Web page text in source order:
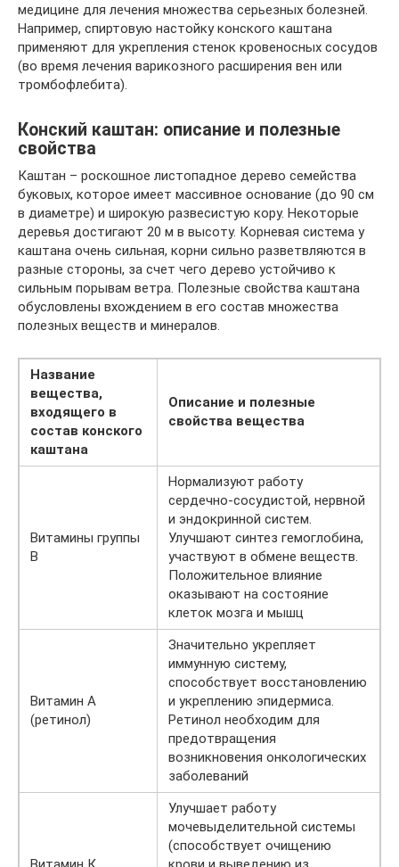
медицине для лечения множества серьезных болезней.
Например, спиртовую настойку конского каштана
применяют для укрепления стенок кровеносных сосудов
(во время лечения варикозного расширения вен или
тромбофлебита).
Конский каштан: описание и полезные
свойства
Каштан – роскошное листопадное дерево семейства
буковых, которое имеет массивное основание (до 90 см
в диаметре) и широкую развесистую кору. Некоторые
деревья достигают 20 м в высоту. Корневая система у
каштана очень сильная, корни сильно разветвляются в
разные стороны, за счет чего дерево устойчиво к
сильным порывам ветра. Полезные свойства каштана
обусловлены вхождением в его состав множества
полезных веществ и минералов.
Название
вещества,
входящего в
состав конского
каштана
Описание и полезные
свойства вещества
Витамины группы
В
Нормализуют работу
сердечно-сосудистой, нервной
и эндокринной систем.
Улучшают синтез гемоглобина,
участвуют в обмене веществ.
Положительное влияние
оказывают на состояние
клеток мозга и мышц
Витамин А
(ретинол)
Значительно укрепляет
иммунную систему,
способствует восстановлению
и укреплению эпидермиса.
Ретинол необходим для
предотвращения
возникновения онкологических
заболеваний
Улучшает работу
мочевыделительной системы
(способствует очищению